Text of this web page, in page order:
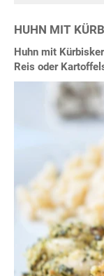
HUHN MIT
Huhn mit
Reis oder